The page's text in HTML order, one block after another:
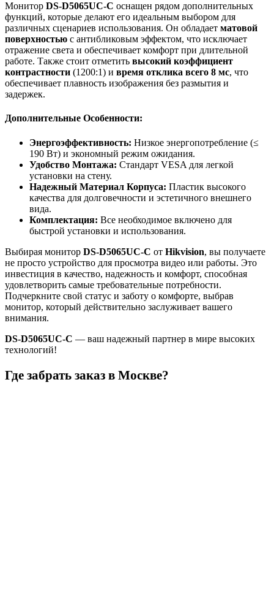
Монитор DS-D5065UC-C оснащен рядом дополнительных
функций, которые делают его идеальным выбором для
различных сценариев использования. Он обладает матовой
поверхностью с антибликовым эффектом, что исключает
отражение света и обеспечивает комфорт при длительной
работе. Также стоит отметить высокий коэффициент
контрастности (1200:1) и время отклика всего 8 мс, что
обеспечивает плавность изображения без размытия и
задержек.
Дополнительные Особенности:
Энергоэффективность: Низкое энергопотребление (≤
190 Вт) и экономный режим ожидания.
Удобство Монтажа: Стандарт VESA для легкой
установки на стену.
Надежный Материал Корпуса: Пластик высокого
качества для долговечности и эстетичного внешнего
вида.
Комплектация: Все необходимое включено для
быстрой установки и использования.
Выбирая монитор DS-D5065UC-C от Hikvision, вы получаете
не просто устройство для просмотра видео или работы. Это
инвестиция в качество, надежность и комфорт, способная
удовлетворить самые требовательные потребности.
Подчеркните свой статус и заботу о комфорте, выбрав
монитор, который действительно заслуживает вашего
внимания.
DS-D5065UC-C — ваш надежный партнер в мире высоких
технологий!
Где забрать заказ в Москве?